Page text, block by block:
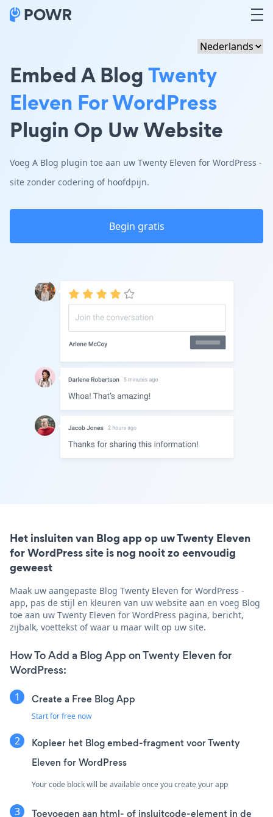
Embed A BlogTwenty
Eleven For WordPress
Plugin Op Uw Website
Voeg A Blog plugin toe aan uw Twenty Eleven for WordPress -
site zonder codering of hoofdpijn.
Begin gratis
Het insluiten van Blog app op uw Twenty Eleven
for WordPress site is nog nooit zo eenvoudig
geweest
Maak uw aangepaste Blog Twenty Eleven for WordPress -
app, pas de stijl en kleuren van uw website aan en voeg Blog
toe aan uw Twenty Eleven for WordPress pagina, bericht,
zijbalk, voettekst of waar u maar wilt op uw site.
How To Add a Blog App on Twenty Eleven for
WordPress:
Create a Free Blog App
Start for free now
Kopieer het Blog embed-fragment voor Twenty
Eleven for WordPress
Your code block will be available once you create your app
Toevoegen aan html- of insluitcode-element in de